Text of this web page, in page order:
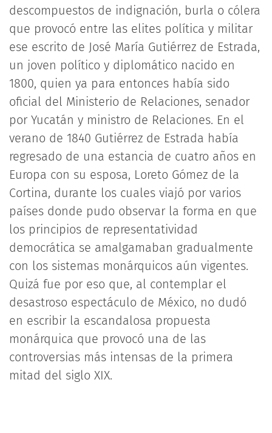
descompuestos de indignación, burla o cólera
que provocó entre las elites política y militar
ese escrito de José María Gutiérrez de Estrada,
un joven político y diplomático nacido en
1800, quien ya para entonces había sido
oficial del Ministerio de Relaciones, senador
por Yucatán y ministro de Relaciones. En el
verano de 1840 Gutiérrez de Estrada había
regresado de una estancia de cuatro años en
Europa con su esposa, Loreto Gómez de la
Cortina, durante los cuales viajó por varios
países donde pudo observar la forma en que
los principios de representatividad
democrática se amalgamaban gradualmente
con los sistemas monárquicos aún vigentes.
Quizá fue por eso que, al contemplar el
desastroso espectáculo de México, no dudó
en escribir la escandalosa propuesta
monárquica que provocó una de las
controversias más intensas de la primera
mitad del siglo XIX.